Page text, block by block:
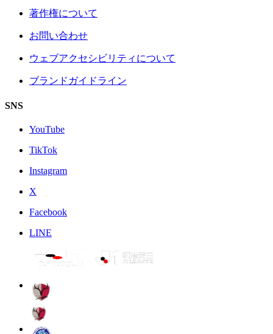
著作権について
お問い合わせ
ウェブアクセシビリティについて
ブランドガイドライン
SNS
YouTube
TikTok
Instagram
X
Facebook
LINE